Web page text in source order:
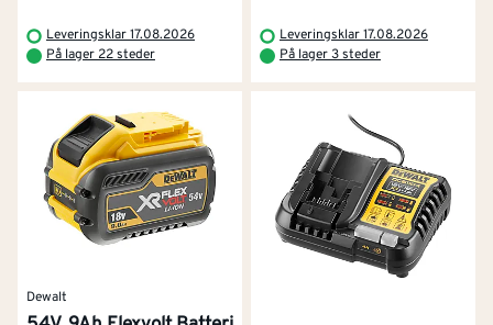
Leveringsklar 17.08.2026
På lager 22 steder
Leveringsklar 17.08.2026
På lager 3 steder
Dewalt